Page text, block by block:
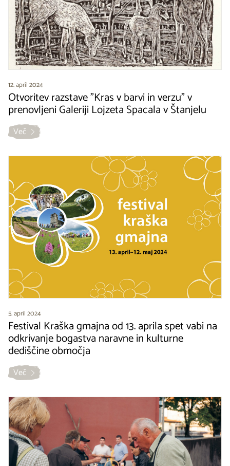
12. april 2024
Otvoritev razstave "Kras v barvi in verzu" v
prenovljeni Galeriji Lojzeta Spacala v Štanjelu
Več
5. april 2024
Festival Kraška gmajna od 13. aprila spet vabi na
odkrivanje bogastva naravne in kulturne
dediščine območja
Več